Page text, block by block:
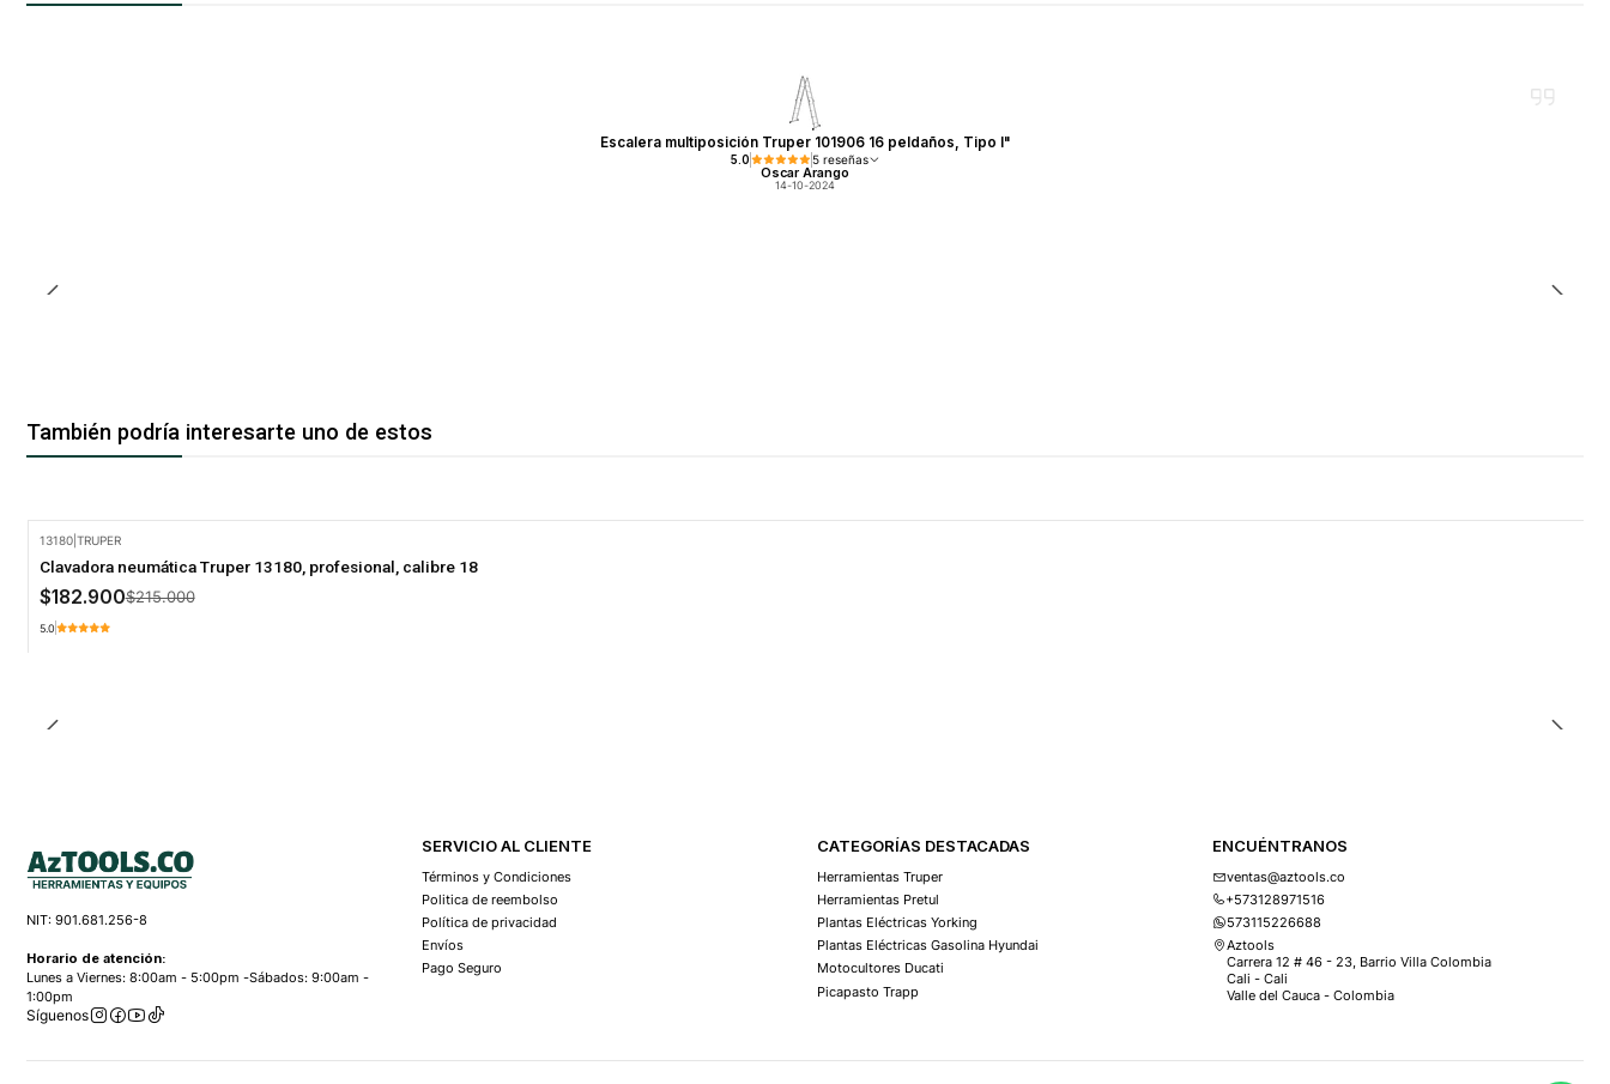
Escalera multiposición Truper 101906 16 peldaños, Tipo I"
5.0 5 reseñas
Oscar Arango
14-10-2024
También podría interesarte uno de estos
13180| TRUPER
Clavadora neumática Truper 13180, profesional, calibre 18
$182.900$215.000
5.0
NIT: 901.681.256-8
Horario de atención:
Lunes a Viernes: 8:00am - 5:00pm -Sábados: 9:00am -
1:00pm
Síguenos
SERVICIO AL CLIENTE
Términos y Condiciones
Politica de reembolso
Política de privacidad
Envíos
Pago Seguro
CATEGORÍAS DESTACADAS
Herramientas Truper
Herramientas Pretul
Plantas Eléctricas Yorking
Plantas Eléctricas Gasolina Hyundai
Motocultores Ducati
Picapasto Trapp
ENCUÉNTRANOS
ventas@aztools.co
+573128971516
573115226688
Aztools
Carrera 12 # 46 - 23, Barrio Villa Colombia
Cali - Cali
Valle del Cauca - Colombia